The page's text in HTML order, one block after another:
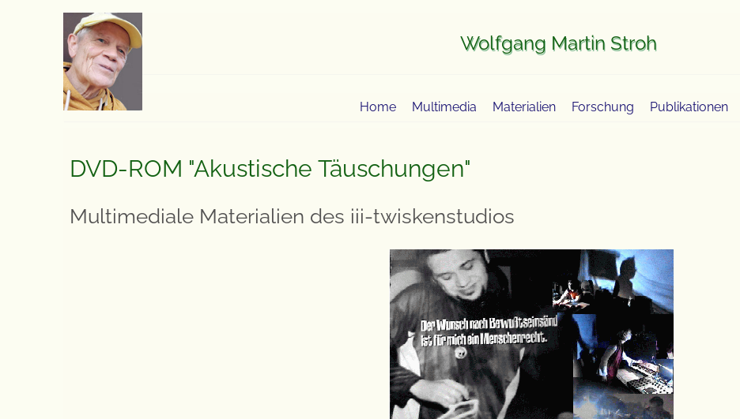
Wolfgang Martin Stroh
Home Multimedia Materialien Forschung Publikationen
DVD-ROM "Akustische Täuschungen"
Multimediale Materialien des iii-twiskenstudios